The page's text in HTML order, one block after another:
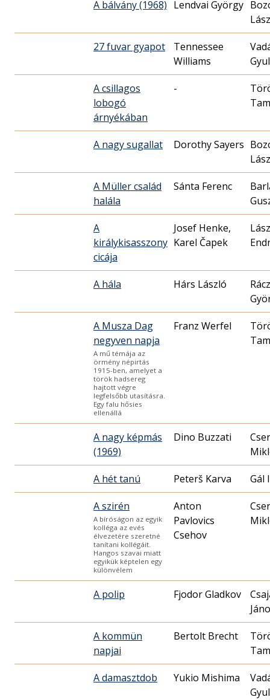
A bálvány (1968) Lendvai György
27 fuvar gyapot
Tennessee
Williams
A csillagos
lobogó
árnyékában
-
A nagy sugallat Dorothy Sayers
A Müller család
halála
Sánta Ferenc
A
királykisasszony
cicája
Josef Henke,
Karel Čapek
A hála Hárs László
Rácz
A Musza Dag
negyven napja
A mű témája az
örmény népirtás
1915-ben, amelyet a
török hadsereg
hajtott végre
legfelsőbb utasításra.
Egy falu hősies
ellenállá
Franz Werfel
A nagy képmás
(1969)
Dino Buzzati
A hét tanú Peterš Karva Gál
A szirén
A bíróságon az egyik
kolléga az evés
élvezetére szeretné
tanítani kollégáit.
Hangos szavai miatt
egyikük képtelen egy
különvélem
Anton
Pavlovics
Csehov
A polip Fjodor Gladkov
A kommün
napjai
Bertolt Brecht
A damasztdob Yukio Mishima